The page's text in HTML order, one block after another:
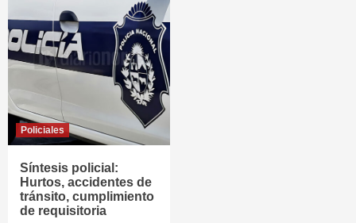
Policiales
Síntesis policial:
Hurtos, accidentes de
tránsito, cumplimiento
de requisitoria